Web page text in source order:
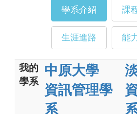
學系介紹 課
生涯進路 能
我的
學系
中原大學
資訊管理學
系